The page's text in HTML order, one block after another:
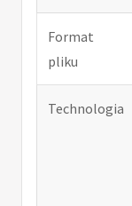
Format
pliku
Technologia